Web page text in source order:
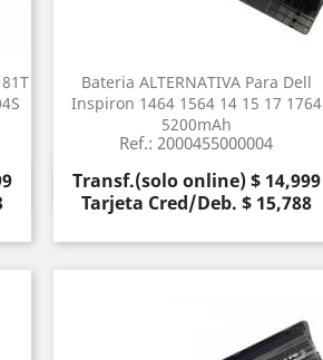
Bateria ALTERNATIVA Para Dell
Inspiron 1464 1564 14 15 17 1764
5200mAh
Ref.: 2000455000004
Precio
Transf.(solo online) $ 14,999
Tarjeta Cred/Deb. $ 15,788
Vista rápida